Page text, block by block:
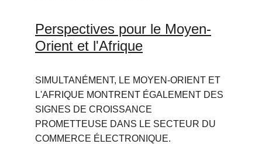
Perspectives pour le Moyen-
Orient et l'Afrique
SIMULTANÉMENT, LE MOYEN-ORIENT ET
L'AFRIQUE MONTRENT ÉGALEMENT DES
SIGNES DE CROISSANCE
PROMETTEUSE DANS LE SECTEUR DU
COMMERCE ÉLECTRONIQUE.